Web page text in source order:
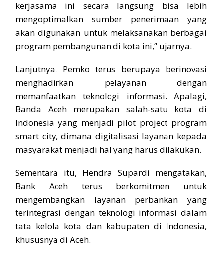
kerjasama ini secara langsung bisa lebih
mengoptimalkan sumber penerimaan yang
akan digunakan untuk melaksanakan berbagai
program pembangunan di kota ini,” ujarnya.
Lanjutnya, Pemko terus berupaya berinovasi
menghadirkan pelayanan dengan
memanfaatkan teknologi informasi. Apalagi,
Banda Aceh merupakan salah-satu kota di
Indonesia yang menjadi pilot project program
smart city, dimana digitalisasi layanan kepada
masyarakat menjadi hal yang harus dilakukan.
Sementara itu, Hendra Supardi mengatakan,
Bank Aceh terus berkomitmen untuk
mengembangkan layanan perbankan yang
terintegrasi dengan teknologi informasi dalam
tata kelola kota dan kabupaten di Indonesia,
khususnya di Aceh.